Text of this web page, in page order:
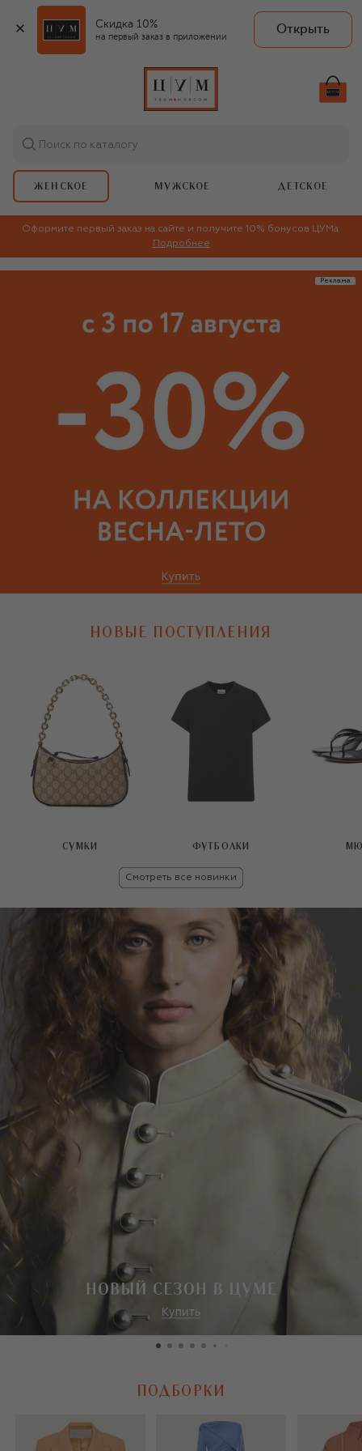
Скидка 10%
на первый заказ в приложении
Открыть
Поиск по каталогу
ЖЕНСКОЕ МУЖСКОЕ ДЕТСКОЕ
Оформите первый заказ на сайте и получите 10% бонусов ЦУМа
Подробнее
Реклама
НОВЫЕ ПОСТУПЛЕНИЯ
СУМКИ ФУТБОЛКИ
Смотреть все новинки
ПОДБОРКИ